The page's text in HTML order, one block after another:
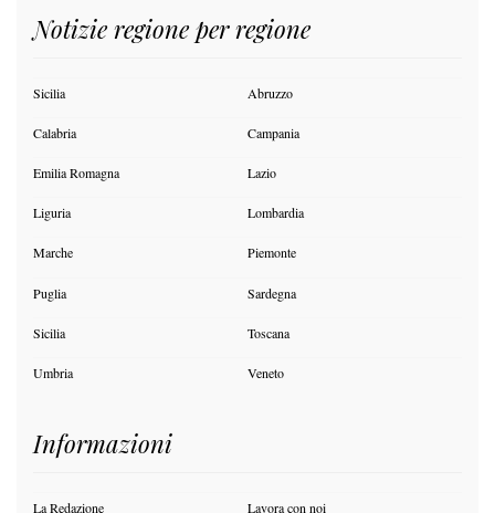
Notizie regione per regione
Sicilia Abruzzo
Calabria Campania
Emilia Romagna Lazio
Liguria Lombardia
Marche Piemonte
Puglia Sardegna
Sicilia Toscana
Umbria Veneto
Informazioni
La Redazione Lavora con noi